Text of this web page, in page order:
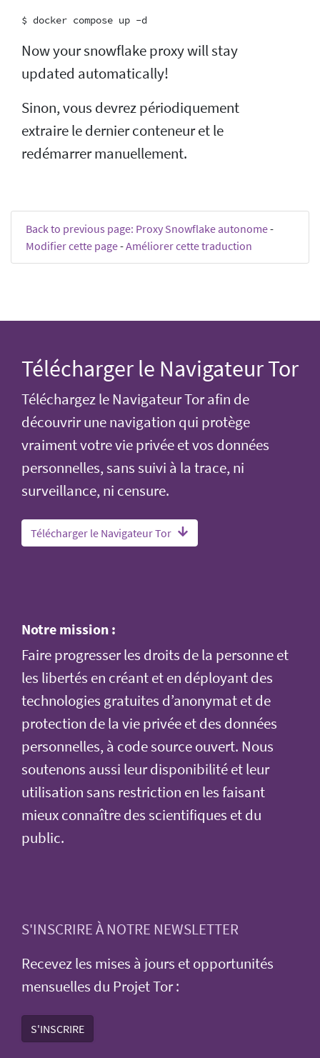
Now your snowflake proxy will stay
updated automatically!
Sinon, vous devrez périodiquement
extraire le dernier conteneur et le
redémarrer manuellement.
Back to previous page: Proxy Snowflake autonome-
Modifier cette page-Améliorer cette traduction
Télécharger le Navigateur Tor
Téléchargez le Navigateur Tor afin de
découvrir une navigation qui protège
vraiment votre vie privée et vos données
personnelles, sans suivi à la trace, ni
surveillance, ni censure.
Télécharger le Navigateur Tor
Notre mission :
Faire progresser les droits de la personne et
les libertés en créant et en déployant des
technologies gratuites d’anonymat et de
protection de la vie privée et des données
personnelles, à code source ouvert. Nous
soutenons aussi leur disponibilité et leur
utilisation sans restriction en les faisant
mieux connaître des scientifiques et du
public.
S'INSCRIRE À NOTRE NEWSLETTER
Recevez les mises à jours et opportunités
mensuelles du Projet Tor :
S'INSCRIRE